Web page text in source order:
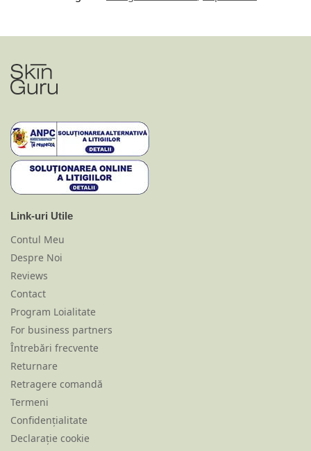
Link-uri Utile
Contul Meu
Despre Noi
Reviews
Contact
Program Loialitate
For business partners
Întrebări frecvente
Returnare
Retragere comandă
Termeni
Confidențialitate
Declarație cookie